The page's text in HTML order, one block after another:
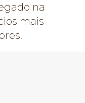
na
mais